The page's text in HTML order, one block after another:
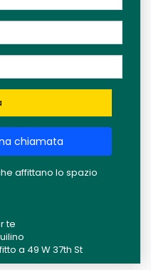
chiamata
affittano lo spazio
te
a 49 W 37th St